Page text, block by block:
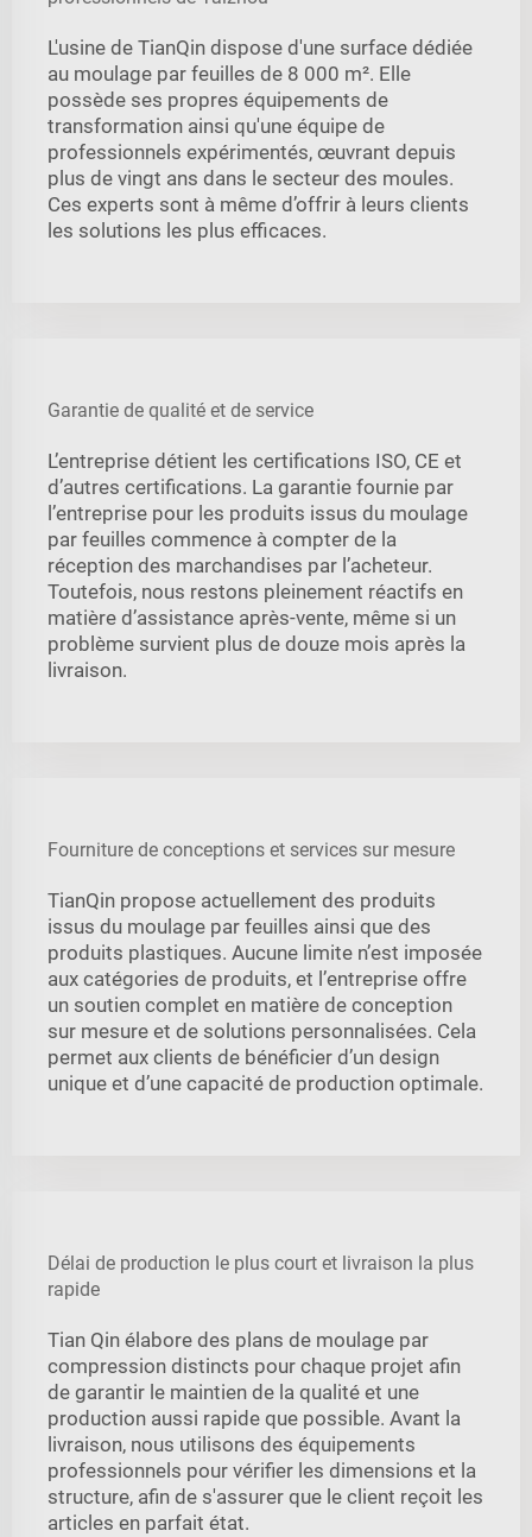
L'usine de TianQin dispose d'une surface dédiée
au moulage par feuilles de 8 000 m². Elle
possède ses propres équipements de
transformation ainsi qu'une équipe de
professionnels expérimentés, œuvrant depuis
plus de vingt ans dans le secteur des moules.
Ces experts sont à même d’offrir à leurs clients
les solutions les plus efficaces.
Garantie de qualité et de service
L’entreprise détient les certifications ISO, CE et
d’autres certifications. La garantie fournie par
l’entreprise pour les produits issus du moulage
par feuilles commence à compter de la
réception des marchandises par l’acheteur.
Toutefois, nous restons pleinement réactifs en
matière d’assistance après-vente, même si un
problème survient plus de douze mois après la
livraison.
Fourniture de conceptions et services sur mesure
TianQin propose actuellement des produits
issus du moulage par feuilles ainsi que des
produits plastiques. Aucune limite n’est imposée
aux catégories de produits, et l’entreprise offre
un soutien complet en matière de conception
sur mesure et de solutions personnalisées. Cela
permet aux clients de bénéficier d’un design
unique et d’une capacité de production optimale.
Délai de production le plus court et livraison la plus
rapide
Tian Qin élabore des plans de moulage par
compression distincts pour chaque projet afin
de garantir le maintien de la qualité et une
production aussi rapide que possible. Avant la
livraison, nous utilisons des équipements
professionnels pour vérifier les dimensions et la
structure, afin de s'assurer que le client reçoit les
articles en parfait état.